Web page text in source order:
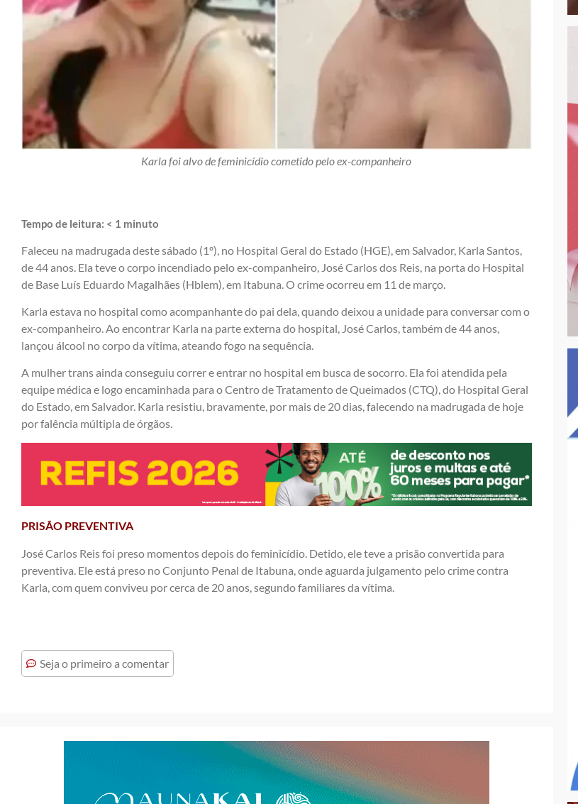
Karla foi alvo de feminicídio cometido pelo ex-companheiro
Tempo de leitura: < 1 minuto
Faleceu na madrugada deste sábado (1º), no Hospital Geral do Estado (HGE), em Salvador, Karla Santos,
de 44 anos. Ela teve o corpo incendiado pelo ex-companheiro, José Carlos dos Reis, na porta do Hospital
de Base Luís Eduardo Magalhães (Hblem), em Itabuna. O crime ocorreu em 11 de março.
Karla estava no hospital como acompanhante do pai dela, quando deixou a unidade para conversar com o
ex-companheiro. Ao encontrar Karla na parte externa do hospital, José Carlos, também de 44 anos,
lançou álcool no corpo da vítima, ateando fogo na sequência.
A mulher trans ainda conseguiu correr e entrar no hospital em busca de socorro. Ela foi atendida pela
equipe médica e logo encaminhada para o Centro de Tratamento de Queimados (CTQ), do Hospital Geral
do Estado, em Salvador. Karla resistiu, bravamente, por mais de 20 dias, falecendo na madrugada de hoje
por falência múltipla de órgãos.
PRISÃO PREVENTIVA
José Carlos Reis foi preso momentos depois do feminicídio. Detido, ele teve a prisão convertida para
preventiva. Ele está preso no Conjunto Penal de Itabuna, onde aguarda julgamento pelo crime contra
Karla, com quem conviveu por cerca de 20 anos, segundo familiares da vítima.
Seja o primeiro a comentar